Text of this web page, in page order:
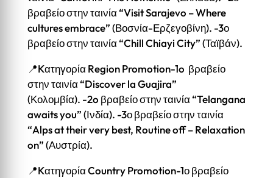
βραβείο στην ταινία “Visit Sarajevo – Where
cultures embrace” (Βοσνία-Ερζεγοβίνη). -3ο
βραβείο στην ταινία “Chill Chiayi City” (Ταϊβάν).
📍Kατηγορία Region Promotion-1o βραβείο
στην ταινία “Discover la Guajira”
(Κολομβία). -2o βραβείο στην ταινία “Telangana
awaits you” (Ινδία). -3ο βραβείο στην ταινία
“Alps at their very best, Routine off – Relaxation
on” (Αυστρία).
📍Kατηγορία Country Promotion-1ο βραβείο